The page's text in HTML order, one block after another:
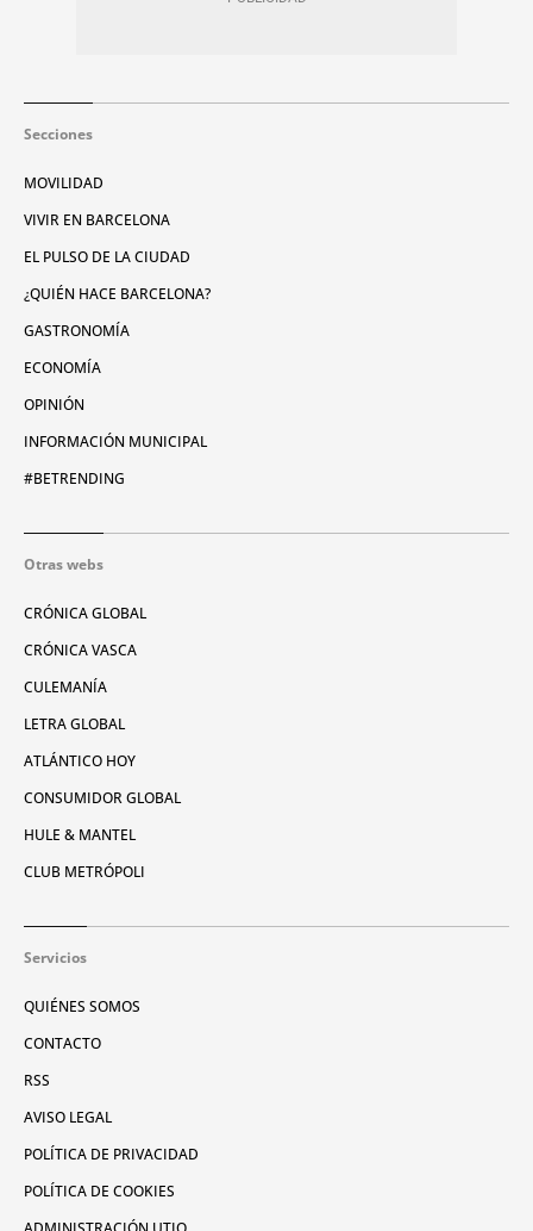
Secciones
MOVILIDAD
VIVIR EN BARCELONA
EL PULSO DE LA CIUDAD
¿QUIÉN HACE BARCELONA?
GASTRONOMÍA
ECONOMÍA
OPINIÓN
INFORMACIÓN MUNICIPAL
#BETRENDING
Otras webs
CRÓNICA GLOBAL
CRÓNICA VASCA
CULEMANÍA
LETRA GLOBAL
ATLÁNTICO HOY
CONSUMIDOR GLOBAL
HULE & MANTEL
CLUB METRÓPOLI
Servicios
QUIÉNES SOMOS
CONTACTO
RSS
AVISO LEGAL
POLÍTICA DE PRIVACIDAD
POLÍTICA DE COOKIES